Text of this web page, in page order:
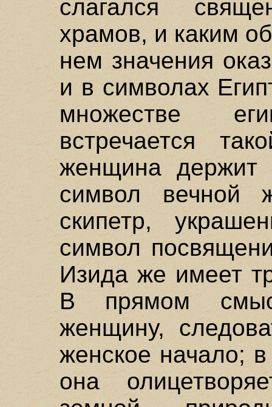
слагался
храмов, и каким
нем значения
и в символах
множестве
встречается
женщина держит
символ вечной
скипетр,
символ
Изида же имеет
В прямом
женщину,
женское начало;
она